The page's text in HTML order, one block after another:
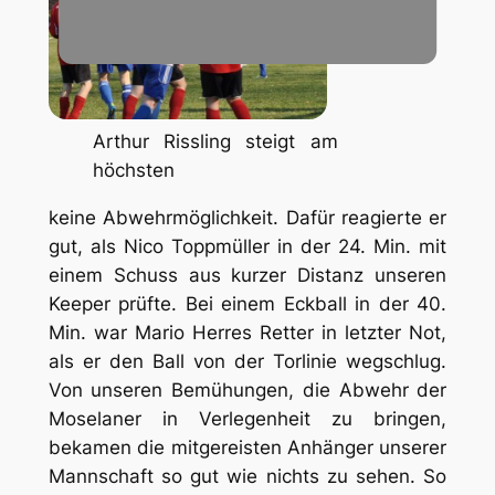
Arthur Rissling steigt am
höchsten
keine Abwehrmöglichkeit. Dafür reagierte er
gut, als Nico Toppmüller in der 24. Min. mit
einem Schuss aus kurzer Distanz unseren
Keeper prüfte. Bei einem Eckball in der 40.
Min. war Mario Herres Retter in letzter Not,
als er den Ball von der Torlinie wegschlug.
Von unseren Bemühungen, die Abwehr der
Moselaner in Verlegenheit zu bringen,
bekamen die mitgereisten Anhänger unserer
Mannschaft so gut wie nichts zu sehen. So